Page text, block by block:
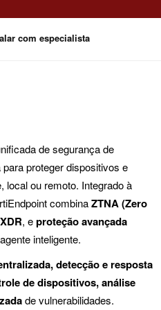
com especialista
de segurança de
proteger dispositivos e
local ou remoto. Integrado à
combinaZTNA (Zero
, eproteção avançada
inteligente.
detecção e resposta
de dispositivos, análise
de vulnerabilidades.